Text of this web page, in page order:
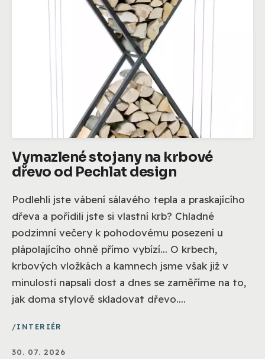
Vymazlené stojany na krbové
dřevo od Pechlat design
Podlehli jste vábení sálavého tepla a praskajícího
dřeva a pořídili jste si vlastní krb? Chladné
podzimní večery k pohodovému posezení u
plápolajícího ohně přímo vybízí... O krbech,
krbových vložkách a kamnech jsme však již v
minulosti napsali dost a dnes se zaměříme na to,
jak doma stylově skladovat dřevo....
INTERIÉR
30. 07. 2026